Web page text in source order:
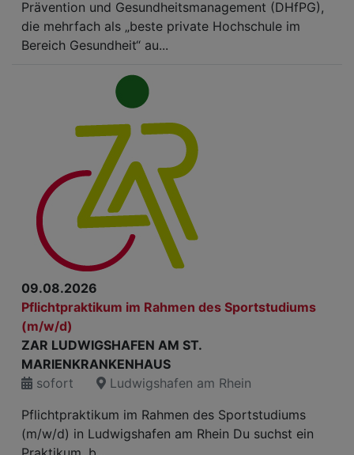
Prävention und Gesundheitsmanagement (DHfPG),
die mehrfach als „beste private Hochschule im
Bereich Gesundheit“ au...
09.08.2026
Pflichtpraktikum im Rahmen des Sportstudiums
(m/w/d)
ZAR LUDWIGSHAFEN AM ST.
MARIENKRANKENHAUS
sofort
Ludwigshafen am Rhein
Pflichtpraktikum im Rahmen des Sportstudiums
(m/w/d) in Ludwigshafen am Rhein Du suchst ein